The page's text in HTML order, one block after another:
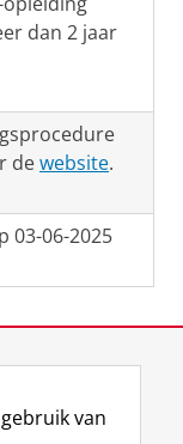
dan 2 jaar
dewebsite.
03-06-2025
van